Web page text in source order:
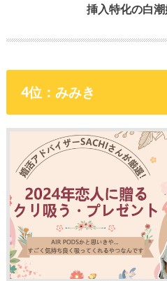
挿入特化の白
4位：みみき